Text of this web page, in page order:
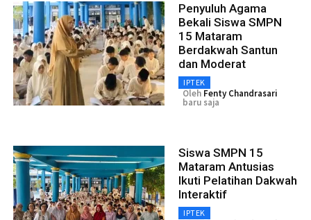
Penyuluh Agama
Bekali Siswa SMPN
15 Mataram
Berdakwah Santun
dan Moderat
IPTEK
Oleh Fenty Chandrasari
baru saja
Siswa SMPN 15
Mataram Antusias
Ikuti Pelatihan Dakwah
Interaktif
IPTEK